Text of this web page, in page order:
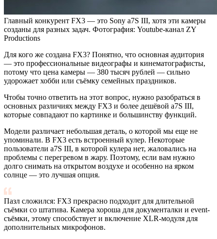
Главный конкурент FX3 — это Sony a7S III, хотя эти камеры
созданы для разных задач. Фотография: Youtube-канал ZY
Productions
Для кого же создана FX3? Понятно, что основная аудитория
— это профессиональные видеографы и кинематографисты,
потому что цена камеры — 380 тысяч рублей — сильно
удорожает хобби или съёмку семейных праздников.
Чтобы точно ответить на этот вопрос, нужно разобраться в
основных различиях между FX3 и более дешёвой а7S III,
которые совпадают по картинке и большинству функций.
Модели различает небольшая деталь, о которой мы еще не
упоминали. В FX3 есть встроенный кулер. Некоторые
пользователи а7S III, в которой кулера нет, жаловались на
проблемы с перегревом в жару. Поэтому, если вам нужно
долго снимать на открытом воздухе и особенно на ярком
солнце — это лучшая опция.
Пазл сложился: FX3 прекрасно подходит для длительной
съёмки со штатива. Камера хороша для документалки и event-
съёмки, этому способствует и включение XLR-модуля для
дополнительных микрофонов.